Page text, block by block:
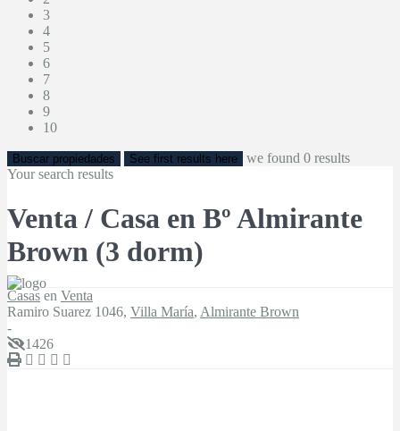
3
4
5
6
7
8
9
10
Buscar propiedades See first results here we found 0 results
Your search results
Venta / Casa en Bº Almirante
Brown (3 dorm)
Casas en Venta
Ramiro Suarez 1046, Villa María, Almirante Brown
-
1426